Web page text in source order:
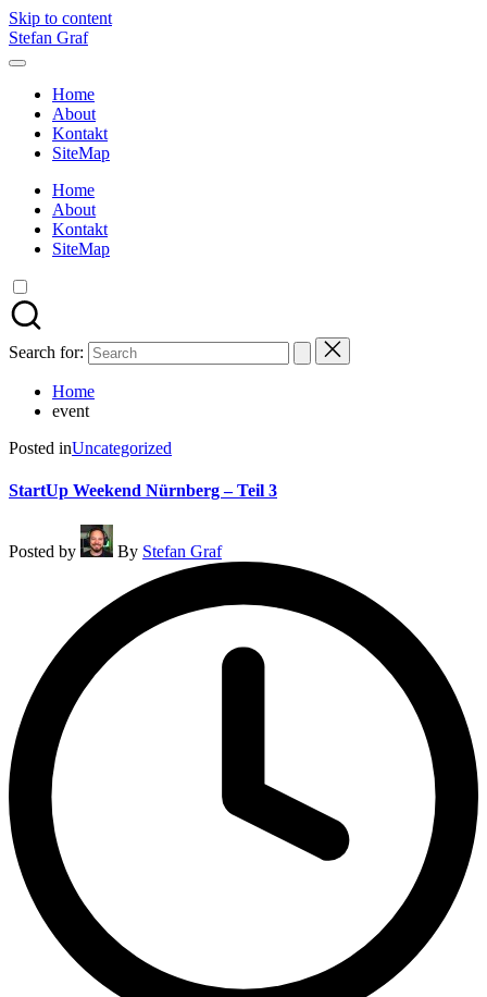
Skip to content
Stefan Graf
Home
About
Kontakt
SiteMap
Home
About
Kontakt
SiteMap
Search for:
Home
event
Posted inUncategorized
StartUp Weekend Nürnberg – Teil 3
Posted by By Stefan Graf